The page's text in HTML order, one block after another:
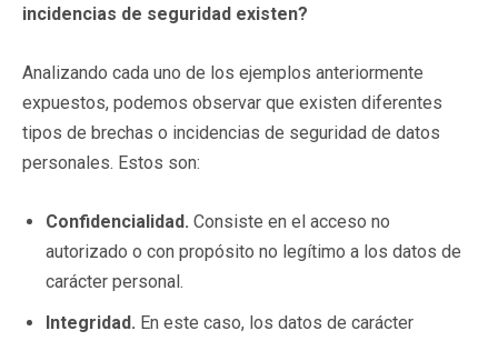
incidencias de seguridad existen?
Analizando cada uno de los ejemplos anteriormente
expuestos, podemos observar que existen diferentes
tipos de brechas o incidencias de seguridad de datos
personales. Estos son:
Confidencialidad. Consiste en el acceso no
autorizado o con propósito no legítimo a los datos de
carácter personal.
Integridad. En este caso, los datos de carácter